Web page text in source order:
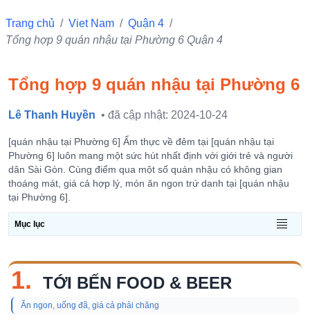
Trang chủ / Viet Nam / Quận 4 /
Tổng hợp 9 quán nhậu tại Phường 6 Quận 4
Tổng hợp 9 quán nhậu tại Phường 6
Lê Thanh Huyền • đã cập nhật: 2024-10-24
[quán nhậu tại Phường 6] Ẩm thực về đêm tại [quán nhậu tại
Phường 6] luôn mang một sức hút nhất định với giới trẻ và người
dân Sài Gòn. Cùng điểm qua một số quán nhậu có không gian
thoáng mát, giá cả hợp lý, món ăn ngon trứ danh tại [quán nhậu
tại Phường 6].
Mục lục
1. TỚI BẾN FOOD & BEER
Ăn ngon, uống đã, giá cả phải chăng